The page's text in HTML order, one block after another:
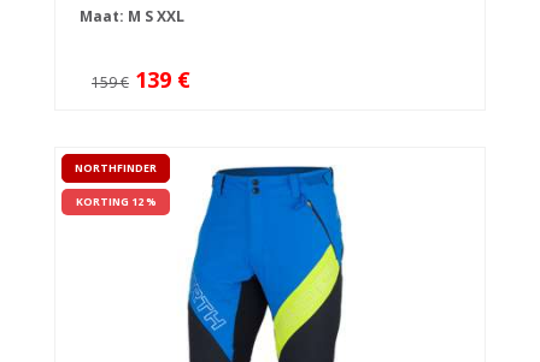
Maat: M SXXL
159 € 139 €
NORTHFINDER
KORTING 12 %